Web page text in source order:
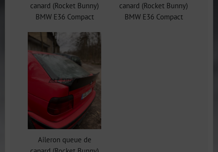
canard (Rocket Bunny)
BMW E36 Compact
canard (Rocket Bunny)
BMW E36 Compact
Aileron queue de